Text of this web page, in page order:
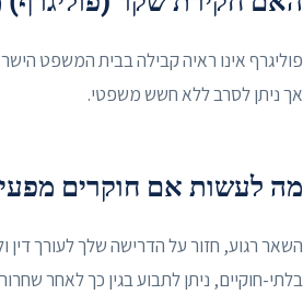
פוליגרף אינו ראיה קבילה בבית המשפט
אך ניתן לסרב ללא חשש משפטי.
מה לעשות אם חוקרים
השאר רגוע, חזור על הדרישה שלך לעורך דין
בלתי-חוקיים, ניתן לתבוע בגין כך לאחר